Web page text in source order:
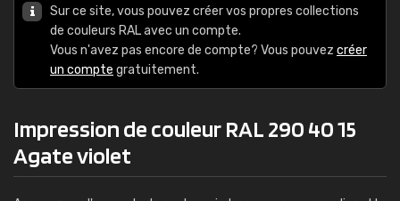
Sur ce site, vous pouvez créer vos propres collections
de couleurs RAL avec un compte.
Vous n'avez pas encore de compte? Vous pouvez créer
un compte gratuitement.
Impression de couleur RAL 290 40 15
Agate violet